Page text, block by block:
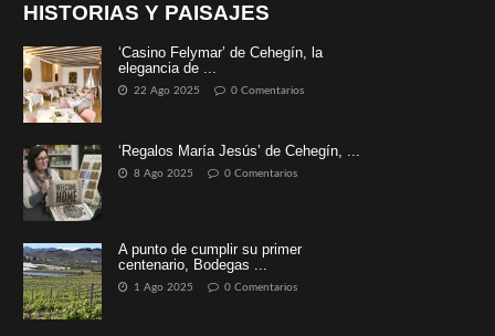
HISTORIAS Y PAISAJES
‘Casino Felymar’ de Cehegín, la
elegancia de ...
22 Ago 2025 0 Comentarios
‘Regalos María Jesús’ de Cehegín, ...
8 Ago 2025 0 Comentarios
A punto de cumplir su primer
centenario, Bodegas ...
1 Ago 2025 0 Comentarios